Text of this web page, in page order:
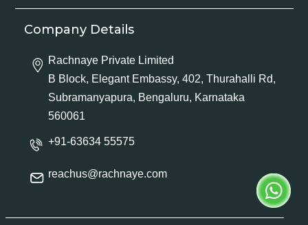
Company Details
Rachnaye Private Limited
B Block, Elegant Embassy, 402, Thurahalli Rd,
Subramanyapura, Bengaluru, Karnataka
560061
+91-63634 55575
reachus@rachnaye.com